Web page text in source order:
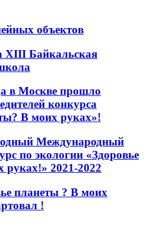
объектов
XIII Байкальская
в Москве прошло
конкурса
В моих руках»!
Международный
по экологии «Здоровье
2021-2022
планеты ? В моих
!